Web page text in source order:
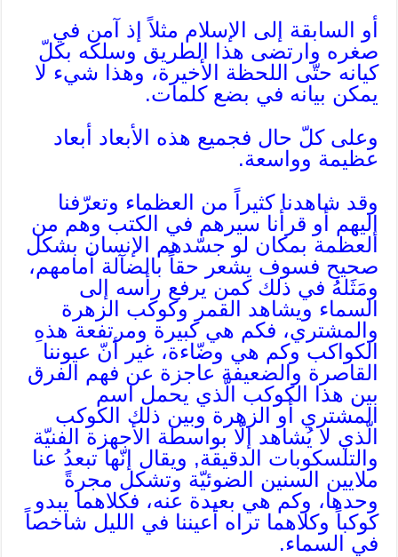
أو السابقة إلى الإسلام مثلاً إذ آمن في
صغره وارتضى هذا الطريق وسلكه بكلّ
كيانه حتّى اللحظة الأخيرة، وهذا شيء لا
يمكن بيانه في بضع كلمات.
وعلى كلّ حال فجميع هذه الأبعاد أبعاد
عظيمة وواسعة.
وقد شاهدنا كثيراً من العظماء وتعرّفنا
إليهم أو قرأنا سيرهم في الكتب وهم من
العظمة بمكان لو جسّدهم الإنسان بشكل
صحيح فسوف يشعر حقاً بالضآلة أمامهم،
ومَثَلهُ في ذلك كمن يرفع رأسه إلى
السماء ويشاهد القمر وكوكب الزهرة
والمشتري، فكم هي كبيرة ومرتفعة هذهِ
الكواكب وكم هي وضّاءة، غير أنّ عيوننا
القاصرة والضعيفة عاجزة عن فهم الفرق
بين هذا الكوكب الّذي يحمل اسم
المشتري أو الزهرة وبين ذلك الكوكب
الّذي لا يُشاهد إلّا بواسطة الأجهزة الفنيّة
والتلسكوبات الدقيقة, ويقال إنّها تبعدُ عنا
ملايين السنين الضوئيّة وتشكل مجرةً
وحدها، وكم هي بعيدة عنه، فكلاهما يبدو
كوكباً وكلاهما تراه أعيننا في الليل شاخصاً
في السماء.